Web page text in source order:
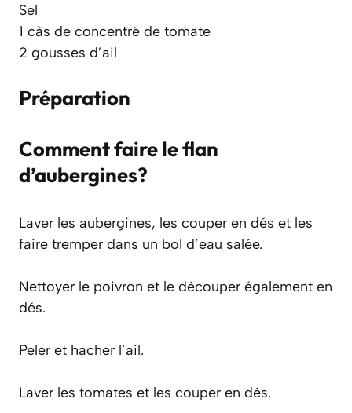
Sel
1 càs de concentré de tomate
2 gousses d’ail
Préparation
Comment faire le flan
d’aubergines?
Laver les aubergines, les couper en dés et les
faire tremper dans un bol d’eau salée.
Nettoyer le poivron et le découper également en
dés.
Peler et hacher l’ail.
Laver les tomates et les couper en dés.